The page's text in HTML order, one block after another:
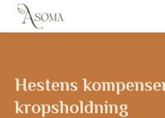
Login
Hestens
kropsholdning